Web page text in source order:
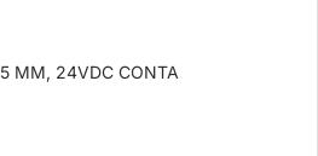
24VDC CONTA